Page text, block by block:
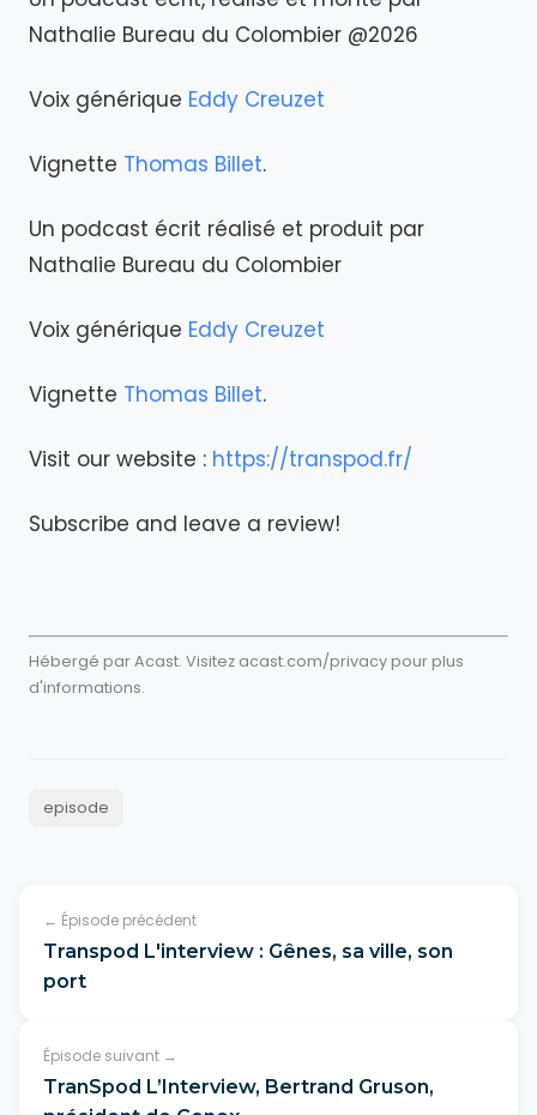
Nathalie Bureau du Colombier @2026
Voix générique Eddy Creuzet
Vignette Thomas Billet.
Un podcast écrit réalisé et produit par
Nathalie Bureau du Colombier
Voix générique Eddy Creuzet
Vignette Thomas Billet.
Visit our website : https://transpod.fr/
Subscribe and leave a review!
Hébergé par Acast. Visitez acast.com/privacy pour plus
d'informations.
episode
← Épisode précédent
Transpod L'interview : Gênes, sa ville, son
port
Épisode suivant →
TranSpod L’Interview, Bertrand Gruson,